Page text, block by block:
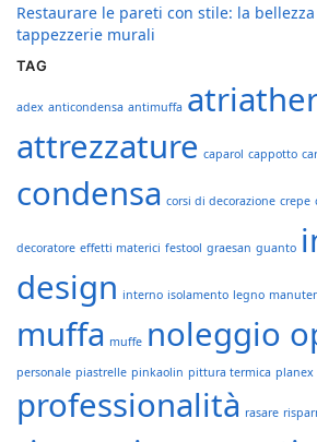
Restaurare le pareti con stile: la
tappezzerie murali
TAG
adex anticondensa antimuffa
attrezzature caparol cappotto
condensa corsi di decorazione crepe
decoratore effetti materici festool graesan guanto
design interno isolamento legno
muffa muffe noleggio
personale piastrelle pinkaolin pittura termica planex
professionalità rasare